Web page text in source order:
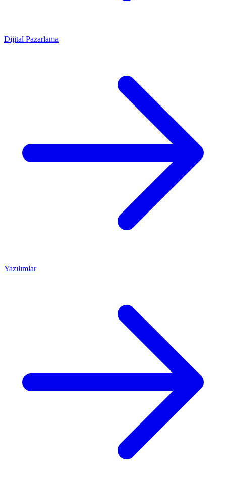
Dijital Pazarlama
Yazılımlar